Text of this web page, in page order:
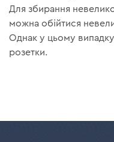
Для збирання
можна обійтися
Однак у цьому
розетки.